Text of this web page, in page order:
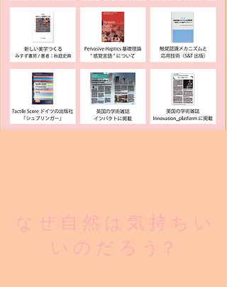
な ぜ 自 然 は 気 持 ち い
い の だ ろ う？